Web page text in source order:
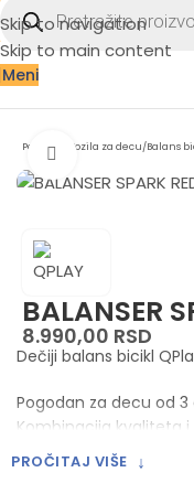
Skip to navigation
Skip to main content
Meni
Početna Vozila za decu/Balans
Zumiraj sliku
BALANSER
8.990,00 RSD
Dečiji balans bicikl
Pogodan za decu od 3
Kombinacija kvaliteta i
Namenjen najmlađim
i prave prve korake
PROČITAJ VIŠE ↓